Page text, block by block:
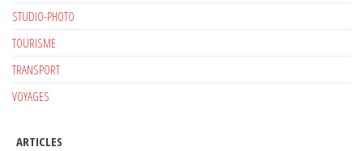
STUDIO-PHOTO
TOURISME
TRANSPORT
VOYAGES
ARTICLES